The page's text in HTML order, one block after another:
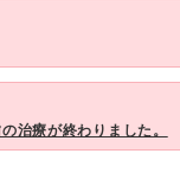
治療が終わりました。